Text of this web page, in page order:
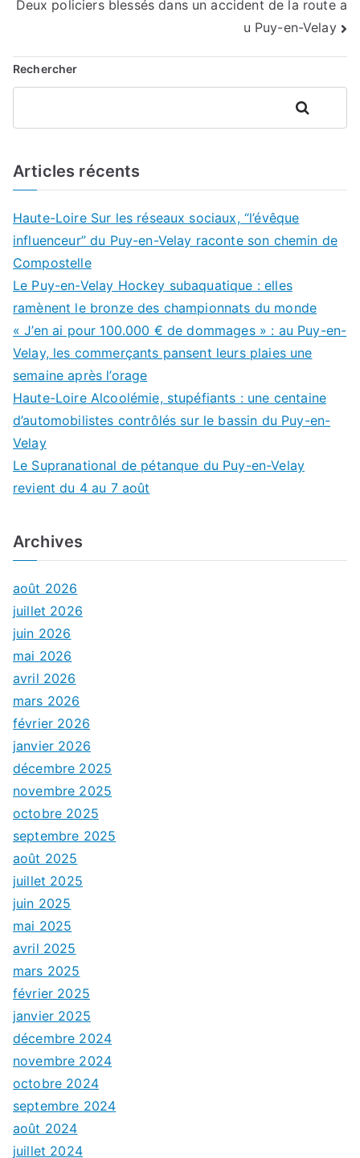
Deux policiers blessés dans un accident de la route a
u Puy-en-Velay
Rechercher
Rechercher
Articles récents
Haute-Loire Sur les réseaux sociaux, “l’évêque
influenceur” du Puy-en-Velay raconte son chemin de
Compostelle
Le Puy-en-Velay Hockey subaquatique : elles
ramènent le bronze des championnats du monde
« J’en ai pour 100.000 € de dommages » : au Puy-en-
Velay, les commerçants pansent leurs plaies une
semaine après l’orage
Haute-Loire Alcoolémie, stupéfiants : une centaine
d’automobilistes contrôlés sur le bassin du Puy-en-
Velay
Le Supranational de pétanque du Puy-en-Velay
revient du 4 au 7 août
Archives
août 2026
juillet 2026
juin 2026
mai 2026
avril 2026
mars 2026
février 2026
janvier 2026
décembre 2025
novembre 2025
octobre 2025
septembre 2025
août 2025
juillet 2025
juin 2025
mai 2025
avril 2025
mars 2025
février 2025
janvier 2025
décembre 2024
novembre 2024
octobre 2024
septembre 2024
août 2024
juillet 2024